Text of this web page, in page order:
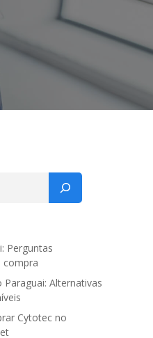
Perguntas
compra
Alternativas
Cytotec no